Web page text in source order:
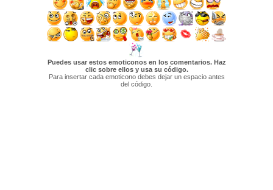
Puedes usar estos emoticonos en los comentarios. Haz
clic sobre ellos y usa su código.
Para insertar cada emoticono debes dejar un espacio antes
del código.